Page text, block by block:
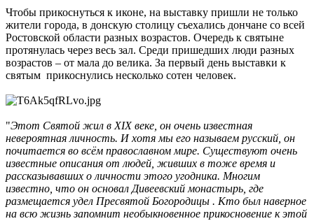
Чтобы прикоснуться к иконе, на выставку пришли не только
жители города, в донскую столицу съехались дончане со всей
Ростовской области разных возрастов. Очередь к святыне
протянулась через весь зал. Среди пришедших люди разных
возрастов – от мала до велика. За первый день выставки к
святым прикоснулись несколько сотен человек.
"Этот Святой жил в XIX веке, он очень известная
невероятная личность. И хотя мы его называем русский, он
почитается во всём православном мире. Существуют очень
известные описания от людей, живших в тоже время и
рассказывавших о личности этого угодника. Многим
известно, что он основал Дивеевский монастырь, где
размещается удел Пресвятой Богородицы . Кто был наверное
на всю жизнь запомнит необыкновенное прикосновение к этой